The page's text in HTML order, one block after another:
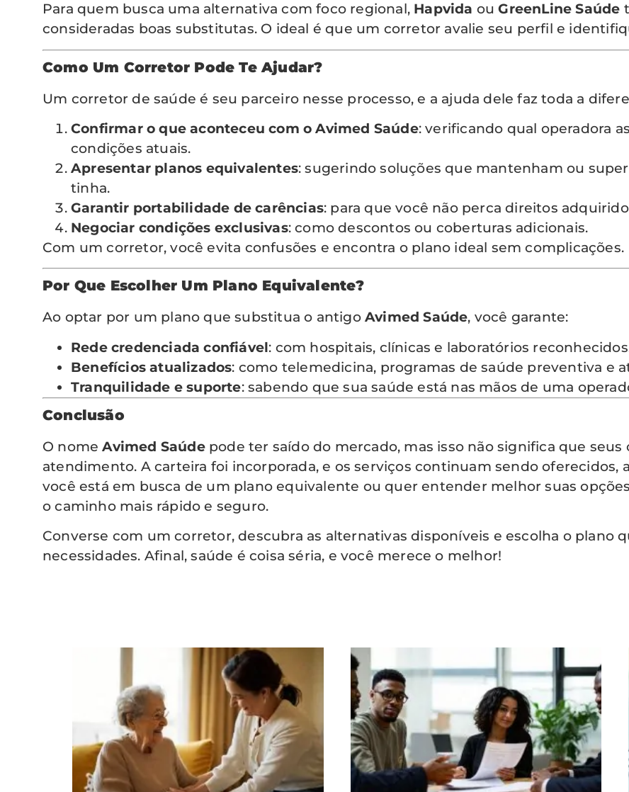
Para quem busca uma alternativa com foco regional, Hapvida ouGreenLine Saúde
consideradas boas substitutas. O ideal é que um corretor avalie seu perfil e
Como Um Corretor Pode Te Ajudar?
Um corretor de saúde é seu parceiro nesse processo, e a ajuda dele faz toda a
Confirmar o que aconteceu com o Avimed Saúde: verificando qual operadora
condições atuais.
Apresentar planos equivalentes: sugerindo soluções que mantenham ou
tinha.
Garantir portabilidade de carências: para que você não perca direitos
Negociar condições exclusivas: como descontos ou coberturas adicionais.
Com um corretor, você evita confusões e encontra o plano ideal sem complicações.
Por Que Escolher Um Plano Equivalente?
Ao optar por um plano que substitua o antigo Avimed Saúde, você garante:
Rede credenciada confiável: com hospitais, clínicas e laboratórios
Benefícios atualizados: como telemedicina, programas de saúde preventiva e
Tranquilidade e suporte: sabendo que sua saúde está nas mãos de uma
Conclusão
O nomeAvimed Saúdepode ter saído do mercado, mas isso não significa que seus
atendimento. A carteira foi incorporada, e os serviços continuam sendo oferecidos,
você está em busca de um plano equivalente ou quer entender melhor suas
o caminho mais rápido e seguro.
Converse com um corretor, descubra as alternativas disponíveis e escolha o plano
necessidades. Afinal, saúde é coisa séria, e você merece o melhor!